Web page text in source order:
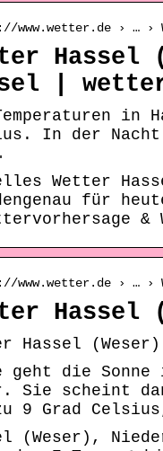
www.wetter.de › … ›
Hassel
|
in
In der
Wetter
für
www.wetter.de › … ›
Hassel
Hassel
geht die Sonne
Sie scheint
9 Grad
(Weser),